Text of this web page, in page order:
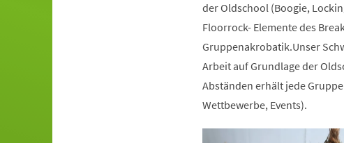
der Oldschool (Boogie,
Floorrock- Elemente des
Gruppenakrobatik.Unser
Arbeit auf Grundlage der
Abständen erhält jede
Wettbewerbe, Events).